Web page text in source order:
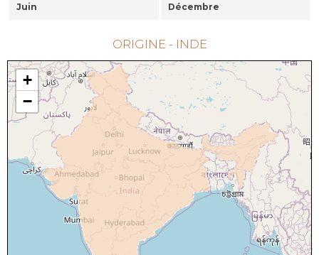
Juin Décembre
ORIGINE - INDE
+
−